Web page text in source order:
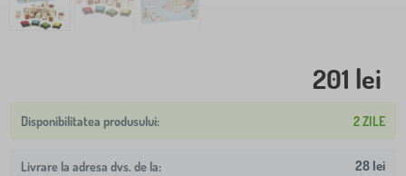
201 lei
2 ZILE
Livrare la adresa dvs. de la: 28 lei